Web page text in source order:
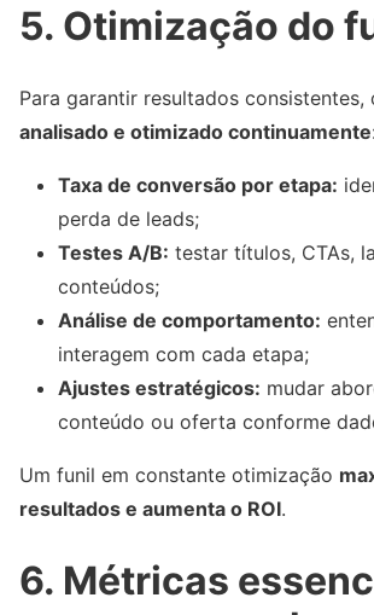
5. Otimização do
Para garantir resultados consistentes,
analisado e otimizado continuamente:
Taxa de conversão por etapa:
perda de leads;
Testes A/B: testar títulos, CTAs,
conteúdos;
Análise de comportamento:
interagem com cada etapa;
Ajustes estratégicos: mudar
conteúdo ou oferta conforme
Um funil em constante otimização
resultados e aumenta o ROI.
6. Métricas